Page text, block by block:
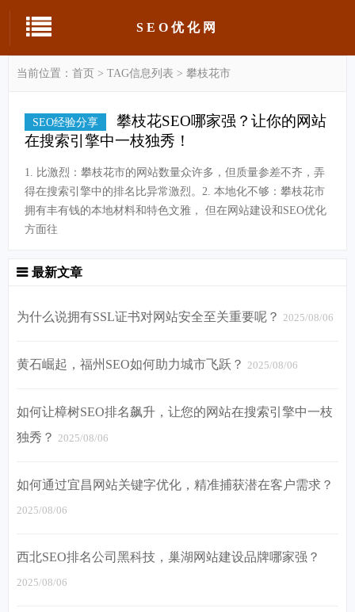
SEO优化网
当前位置： 首页 > TAG信息列表 > 攀枝花市
SEO经验分享
攀枝花SEO哪家强？让你的网站
在搜索引擎中一枝独秀！
1. 比激烈：攀枝花市的网站数量众许多，但质量参差不齐，弄
得在搜索引擎中的排名比异常激烈。2. 本地化不够：攀枝花市
拥有丰有钱的本地材料和特色文雅， 但在网站建设和SEO优化
方面往
最新文章
为什么说拥有SSL证书对网站安全至关重要呢？ 2025/08/06
黄石崛起，福州SEO如何助力城市飞跃？ 2025/08/06
如何让樟树SEO排名飙升，让您的网站在搜索引擎中一枝
独秀？ 2025/08/06
如何通过宜昌网站关键字优化，精准捕获潜在客户需求？
2025/08/06
西北SEO排名公司黑科技，巢湖网站建设品牌哪家强？
2025/08/06